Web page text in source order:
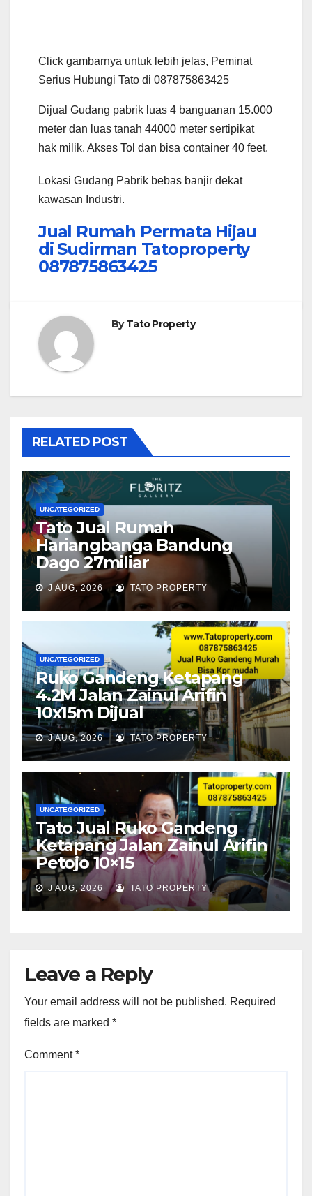
Click gambarnya untuk lebih jelas, Peminat
Serius Hubungi Tato di 087875863425
Dijual Gudang pabrik luas 4 banguanan 15.000
meter dan luas tanah 44000 meter sertipikat
hak milik. Akses Tol dan bisa container 40 feet.
Lokasi Gudang Pabrik bebas banjir dekat
kawasan Industri.
Jual Rumah Permata Hijau
di Sudirman Tatoproperty
087875863425
ByTato Property
RELATED POST
UNCATEGORIZED
Tato Jual Rumah
Hariangbanga Bandung
Dago 27miliar
J AUG, 2026 TATO PROPERTY
UNCATEGORIZED
Ruko Gandeng Ketapang
4.2M Jalan Zainul Arifin
10x15m Dijual
J AUG, 2026 TATO PROPERTY
UNCATEGORIZED
Tato Jual Ruko Gandeng
Ketapang Jalan Zainul Arifin
Petojo 10×15
J AUG, 2026 TATO PROPERTY
Leave a Reply
Your email address will not be published. Required
fields are marked *
Comment*